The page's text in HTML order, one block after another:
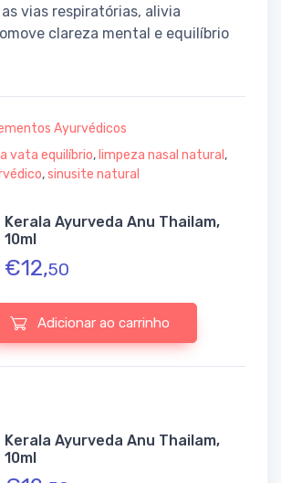
vias respiratórias, alivia
clareza mental e equilíbrio
Ayurvédicos
vata equilíbrio, limpeza nasal natural ,
,sinusite natural
Kerala Ayurveda Anu Thailam,
10ml
€12,50
Ayurveda Anu Thailam, 10ml
Adicionar ao carrinho
Kerala Ayurveda Anu Thailam,
10ml